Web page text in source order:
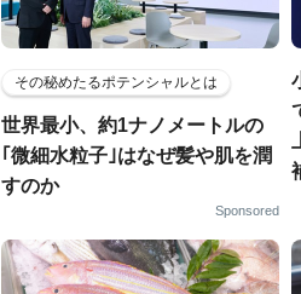
その秘めたるポテンシャルとは
世界最小、約1ナノメートルの
｢微細水粒子｣はなぜ髪や肌を潤
すのか
Sponsored